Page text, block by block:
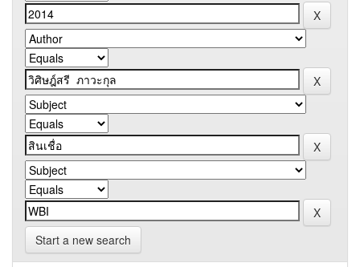
Start a new search